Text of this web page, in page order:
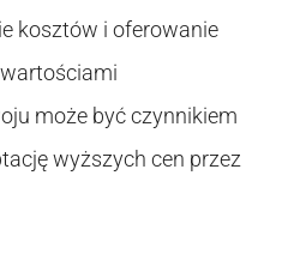
kosztów i oferowanie
może być czynnikiem
wyższych cen przez